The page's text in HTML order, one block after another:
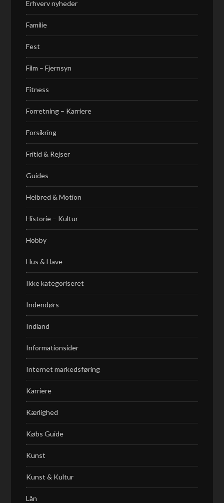
Erhverv nyheder
Familie
Fest
Film – Fjernsyn
Fitness
Forretning – Karriere
Forsikring
Fritid & Rejser
Guides
Helbred & Motion
Historie – Kultur
Hobby
Hus & Have
Ikke kategoriseret
Indendørs
Indland
Informationsider
Internet markedsføring
Karriere
Kærlighed
Købs Guide
Kunst
Kunst & Kultur
Lån